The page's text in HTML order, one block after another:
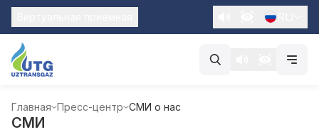
Главная Пресс-центр СМИ о нас
СМИ